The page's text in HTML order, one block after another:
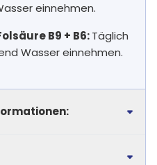
einnehmen.
B9 + B6:Täglich
Wasser einnehmen.